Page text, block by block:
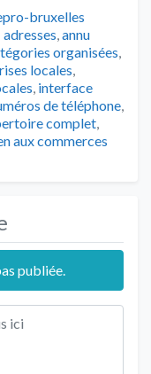
bruxelles
Tags
adresses,annu
organisées,
locales,
, interface
de téléphone,
complet,
aux commerces
publiée.